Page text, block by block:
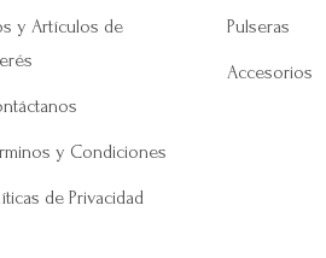
y Artículos de
y Condiciones
de Privacidad
Pulseras
Accesorios